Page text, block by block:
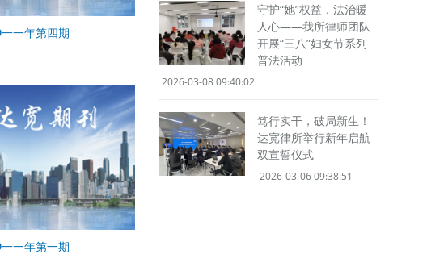
一一年第四期
一一年第一期
守护“她”权益，法治暖
人心——我所律师团队
开展“三八”妇女节系列
普法活动
2026-03-08 09:40:02
笃行实干，破局新生！
达宽律所举行新年启航
双宣誓仪式
2026-03-06 09:38:51